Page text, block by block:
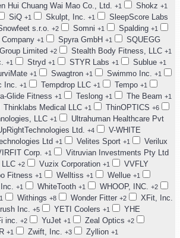
Hui Chuang Wai Mao Co., Ltd. +1 Shokz +1
SiQ +1 Skulpt, Inc. +1 SleepScore Labs
s.r.o. +2 Somni +1 Spalding +1
+1 Spyra GmbH +1
SQUEGG
Limited +2 Stealth Body Fitness, LLC +1
+1 Stryd +1 STYR Labs +1 Sublue +1
+1 Swagtron +1 Swimmo Inc. +1
Inc. +1 Tempdrop LLC +1 Tempo +1
Glide Fitness +1 Teslong +1 The Beam +1
Thinklabs Medical LLC +1 ThinOPTICS +6
LLC +1
Ultrahuman Healthcare Pvt
Ltd. +4
V-WHITE
Ltd +1 Velites Sport +1
Verilux
Corp. +1 Vitruvian Investments Pty Ltd
+2 Vuzix Corporation +1
VVFLY
Fitness +1 Welltiss +1 Wellue +1
+1 WhiteTooth +1 WHOOP, INC. +2
Withings +8 Wonder Fitter +2 XFit, Inc.
Inc. +5 YETI Coolers +1
YHE
inc. +2 YuJet +1 Zeal Optics +2
+1 Zwift, Inc. +3 Zyllion +1